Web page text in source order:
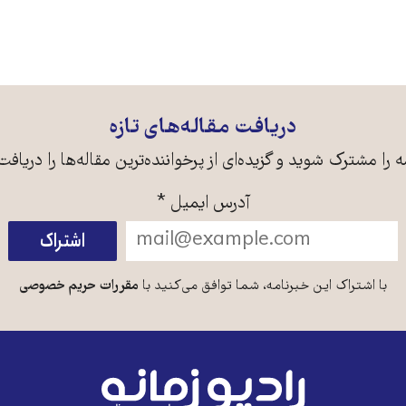
دریافت مقاله‌های تازه
را مشترک شوید و گزیده‌ای از پرخواننده‌ترین مقاله‌ها را
آدرس ایمیل *
با اشتراک این خبرنامه، شما توافق می‌کنید با مقررات حریم خصوصی